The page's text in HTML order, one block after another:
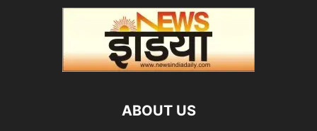
ABOUT US